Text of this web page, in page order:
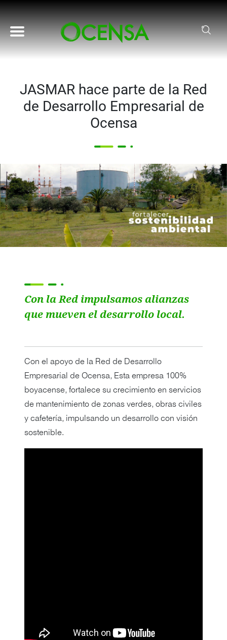
Pasar al contenido principal
JASMAR hace parte de la Red
de Desarrollo Empresarial de
Ocensa
Con la Red impulsamos alianzas
que mueven el desarrollo local.
Con el apoyo de la Red de Desarrollo
Empresarial de Ocensa, Esta empresa 100%
boyacense, fortalece su crecimiento en servicios
de mantenimiento de zonas verdes, obras civiles
y cafetería, impulsando un desarrollo con visión
sostenible.